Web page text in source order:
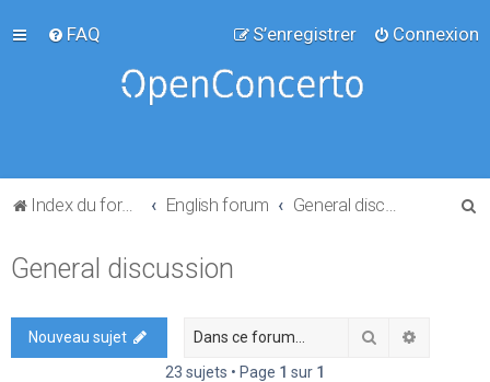
FAQ Connexion
S’enregistrer
Index du forum English forum
General discussion
Nouveau sujet Rechercher
23 sujets • Page 1 sur 1